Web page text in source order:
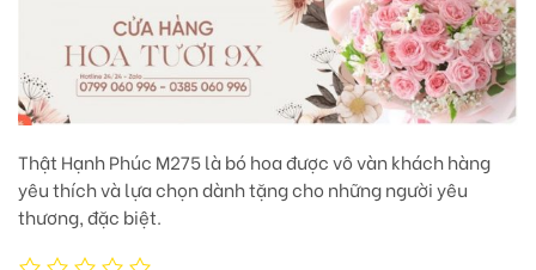
Thật Hạnh Phúc M275 là bó hoa được vô vàn khách hàng
yêu thích và lựa chọn dành tặng cho những người yêu
thương, đặc biệt.